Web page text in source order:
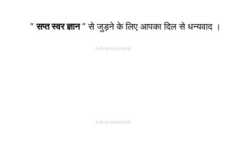
”सप्त स्वर ज्ञान” से जुड़ने के लिए आपका दिल से धन्यवाद ।
Advertisement
Advertisement